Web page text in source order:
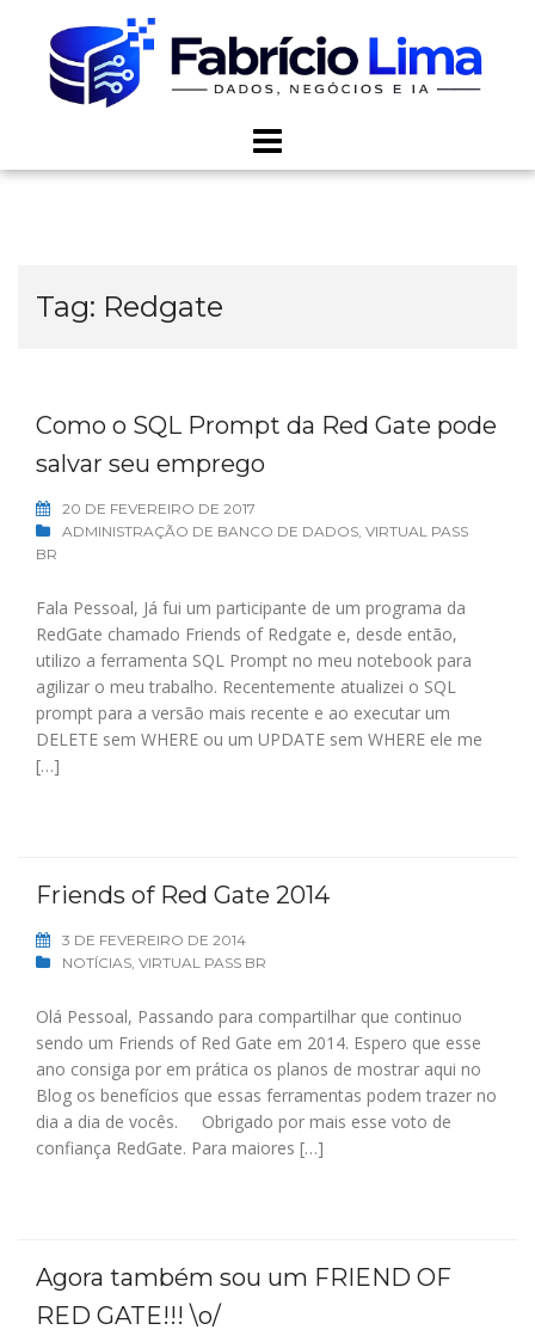
content
Tag: Redgate
Como o SQL Prompt da Red Gate pode
salvar seu emprego
20 DE FEVEREIRO DE 2017
ADMINISTRAÇÃO DE BANCO DE DADOS, VIRTUAL PASS
BR
Fala Pessoal, Já fui um participante de um programa da
RedGate chamado Friends of Redgate e, desde então,
utilizo a ferramenta SQL Prompt no meu notebook para
agilizar o meu trabalho. Recentemente atualizei o SQL
prompt para a versão mais recente e ao executar um
DELETE sem WHERE ou um UPDATE sem WHERE ele me
[…]
Friends of Red Gate 2014
3 DE FEVEREIRO DE 2014
NOTÍCIAS, VIRTUAL PASS BR
Olá Pessoal, Passando para compartilhar que continuo
sendo um Friends of Red Gate em 2014. Espero que esse
ano consiga por em prática os planos de mostrar aqui no
Blog os benefícios que essas ferramentas podem trazer no
dia a dia de vocês. Obrigado por mais esse voto de
confiança RedGate. Para maiores […]
Agora também sou um FRIEND OF
RED GATE!!! \o/